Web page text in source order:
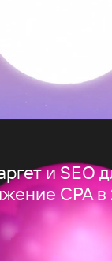
и SEO
CPA в